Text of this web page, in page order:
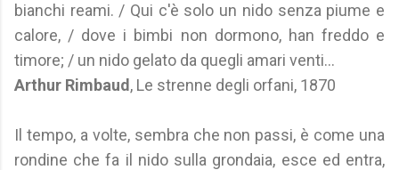
bianchi reami. / Qui c'è solo un nido senza piume e
calore, / dove i bimbi non dormono, han freddo e
timore; / un nido gelato da quegli amari venti...
Arthur Rimbaud , Le strenne degli orfani, 1870
Il tempo, a volte, sembra che non passi, è come una
rondine che fa il nido sulla grondaia, esce ed entra,